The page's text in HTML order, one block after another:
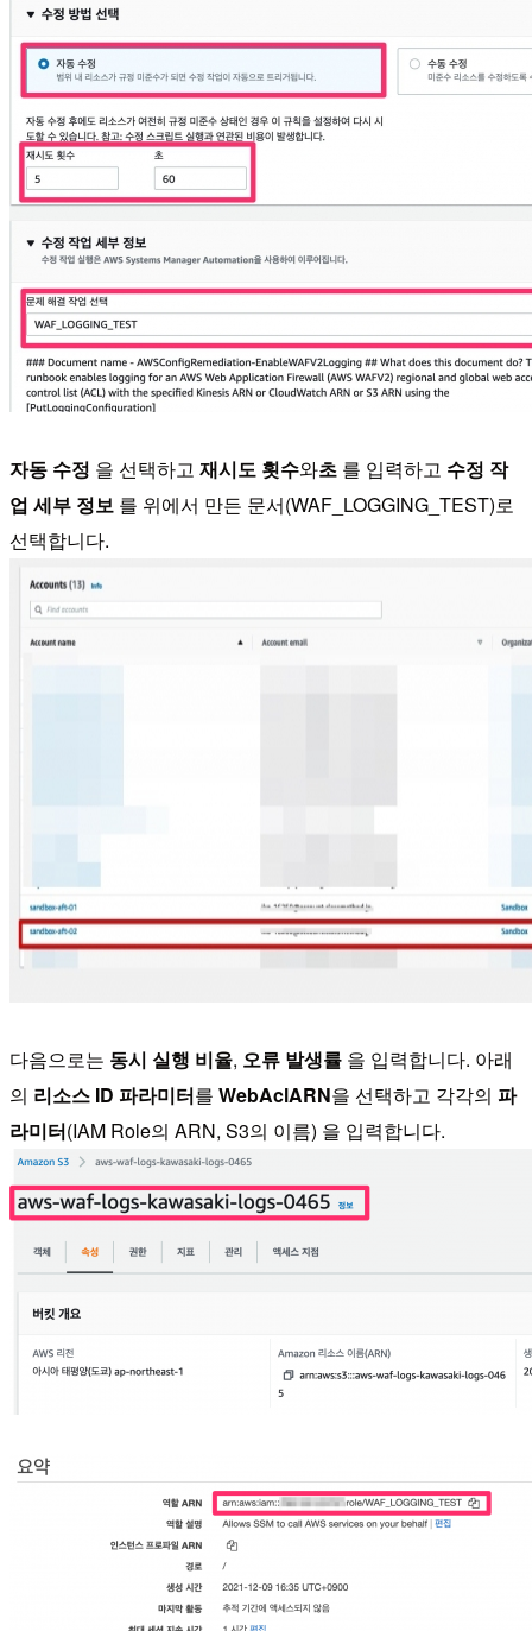
자동 수정 을 선택하고 재시도 횟수와초 를 입력하고 수정 작
업 세부 정보 를 위에서 만든 문서(WAF_LOGGING_TEST)로
선택합니다.
다음으로는 동시 실행 비율, 오류 발생률 을 입력합니다. 아래
의 리소스 ID 파라미터를 WebAclARN을 선택하고 각각의 파
라미터(IAM Role의 ARN, S3의 이름) 을 입력합니다.